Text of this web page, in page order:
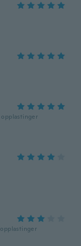
opplastinger
opplastinger